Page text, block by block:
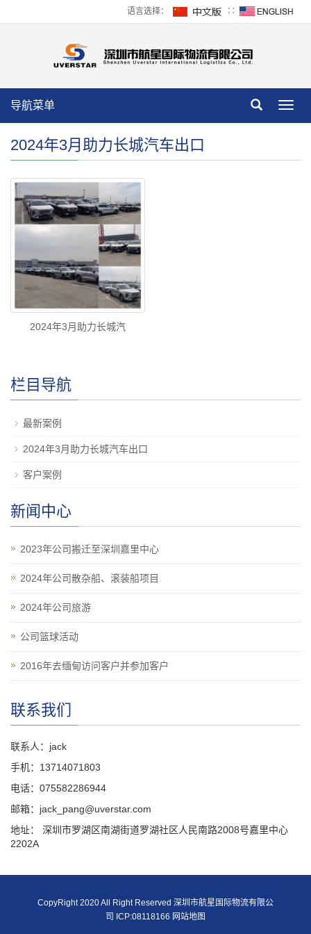
语言选择： ∷
导航菜单
2024年3月助力长城汽车出口
2024年3月助力长城汽
栏目导航
最新案例
2024年3月助力长城汽车出口
客户案例
新闻中心
2023年公司搬迁至深圳嘉里中心
2024年公司散杂船、滚装船项目
2024年公司旅游
公司篮球活动
2016年去缅甸访问客户并参加客户
联系我们
联系人：jack
手机：13714071803
电话：075582286944
邮箱：jack_pang@uverstar.com
地址： 深圳市罗湖区南湖街道罗湖社区人民南路2008号嘉里中心
2202A
CopyRight 2020 All Right Reserved 深圳市航星国际物流有限公
司 ICP:08118166 网站地图